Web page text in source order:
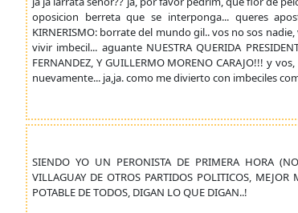
oposicion berreta que se interponga... queres
KIRNERISMO: borrate del mundo gil.. vos no sos
vivir imbecil... aguante NUESTRA QUERIDA
FERNANDEZ, Y GUILLERMO MORENO CARAJO!!! y
nuevamente... ja,ja. como me divierto con imbeciles
SIENDO YO UN PERONISTA DE PRIMERA HORA
VILLAGUAY DE OTROS PARTIDOS POLITICOS,
POTABLE DE TODOS, DIGAN LO QUE DIGAN..!